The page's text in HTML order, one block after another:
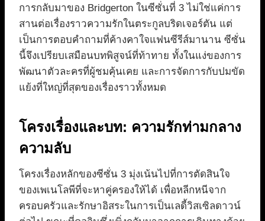
การกลับมาของ Bridgerton ในซีซั่นที่ 3 ไม่ใช่แค่การ
สานต่อเรื่องราวความรักในตระกูลบริดเจอร์ตัน แต่
เป็นการตอบคำถามที่ค้างคาใจแฟนซีรีส์มานาน ซีซั่น
นี้จึงเปรียบเสมือนบทพิสูจน์ที่ท้าทาย ทั้งในแง่ของการ
พัฒนาตัวละครที่ผู้ชมคุ้นเคย และการจัดการกับปมขัด
แย้งที่ใหญ่ที่สุดของเรื่องราวทั้งหมด
โครงเรื่องและบท: ความรักท่ามกลาง
ความลับ
โครงเรื่องหลักของซีซั่น 3 มุ่งเน้นไปที่การตัดสินใจ
ของเพเนโลพีที่จะหาคู่ครองให้ได้ เพื่อหลีกหนีจาก
ครอบครัวและรักษาอิสระในการเป็นเลดี้วิสเซิลดาวน์